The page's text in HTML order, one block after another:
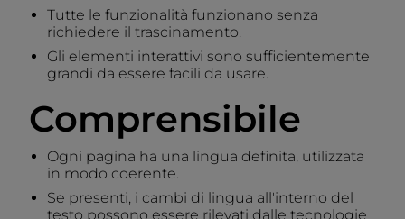
Tutte le funzionalità funzionano senza
richiedere il trascinamento.
Gli elementi interattivi sono sufficientemente
grandi da essere facili da usare.
Comprensibile
Ogni pagina ha una lingua definita, utilizzata
in modo coerente.
Se presenti, i cambi di lingua all'interno del
testo possono essere rilevati dalle tecnologie